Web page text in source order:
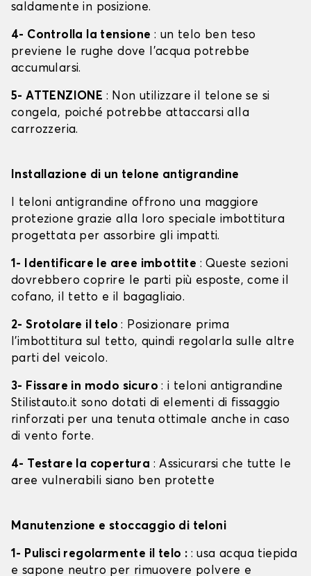
saldamente in posizione.
4- Controlla la tensione : un telo ben teso
previene le rughe dove l'acqua potrebbe
accumularsi.
5- ATTENZIONE : Non utilizzare il telone se si
congela, poiché potrebbe attaccarsi alla
carrozzeria.
Installazione di un telone antigrandine
I teloni antigrandine offrono una maggiore
protezione grazie alla loro speciale imbottitura
progettata per assorbire gli impatti.
1- Identificare le aree imbottite : Queste sezioni
dovrebbero coprire le parti più esposte, come il
cofano, il tetto e il bagagliaio.
2- Srotolare il telo: Posizionare prima
l'imbottitura sul tetto, quindi regolarla sulle altre
parti del veicolo.
3- Fissare in modo sicuro: i teloni antigrandine
Stilistauto.it sono dotati di elementi di fissaggio
rinforzati per una tenuta ottimale anche in caso
di vento forte.
4- Testare la copertura : Assicurarsi che tutte le
aree vulnerabili siano ben protette
Manutenzione e stoccaggio di teloni
1- Pulisci regolarmente il telo : : usa acqua tiepida
e sapone neutro per rimuovere polvere e